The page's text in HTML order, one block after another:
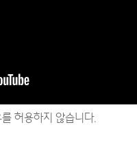
허용하지 않습니다.